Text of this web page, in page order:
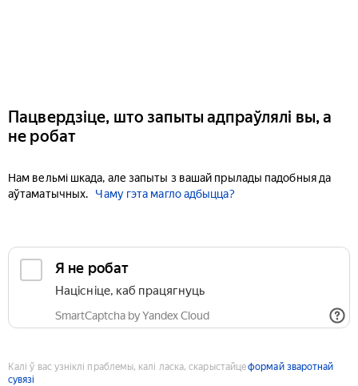
Пацвердзіце, што запыты адпраўлялі вы, а
не робат
Нам вельмі шкада, але запыты з вашай прылады падобныя да
аўтаматычных.
Чаму гэта магло адбыцца?
Я не робат
Націсніце, каб працягнуць
SmartCaptcha by Yandex Cloud
Калі ў вас узніклі праблемы, калі ласка, скарыстайцеформай зваротнай
сувязі